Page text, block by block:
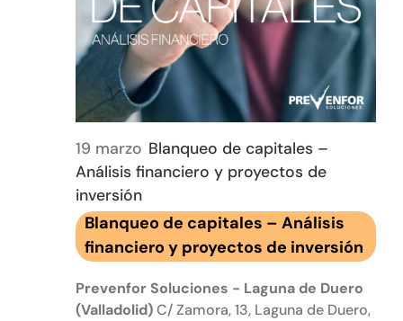
19 marzo Blanqueo de capitales –
Análisis financiero y proyectos de
inversión
Blanqueo de capitales – Análisis
financiero y proyectos de inversión
Prevenfor Soluciones - Laguna de Duero
(Valladolid)C/ Zamora, 13, Laguna de Duero,